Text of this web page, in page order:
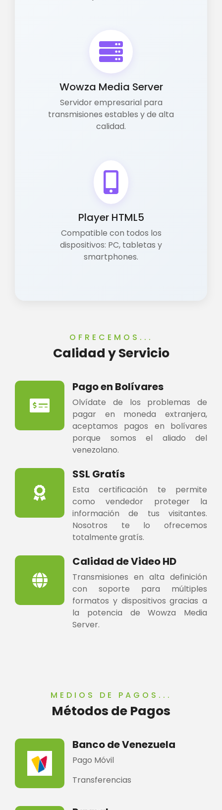
Wowza Media Server
Servidor empresarial para
transmisiones estables y de alta
calidad.
Player HTML5
Compatible con todos los
dispositivos: PC, tabletas y
smartphones.
OFRECEMOS...
Calidad y Servicio
Pago en Bolívares
Olvídate de los problemas de
pagar en moneda extranjera,
aceptamos pagos en bolívares
porque somos el aliado del
venezolano.
SSL Gratís
Esta certificación te permite
como vendedor proteger la
información de tus visitantes.
Nosotros te lo ofrecemos
totalmente gratís.
Calidad de Video HD
Transmisiones en alta definición
con soporte para múltiples
formatos y dispositivos gracias a
la potencia de Wowza Media
Server.
MEDIOS DE PAGOS...
Métodos de Pagos
Banco de Venezuela
Pago Móvil
Transferencias